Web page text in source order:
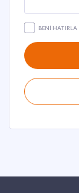
BENI HATIRLA